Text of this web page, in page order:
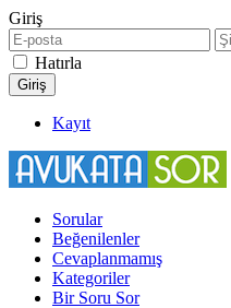
Giriş
Hatırla
Kayıt
Sorular
Beğenilenler
Cevaplanmamış
Kategoriler
Bir Soru Sor